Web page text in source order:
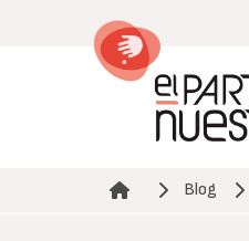
Ruta de navegación
Blog